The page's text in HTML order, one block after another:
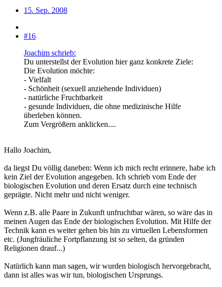
15. Sep. 2008
#16
Joachim schrieb:
Du unterstellst der Evolution hier ganz konkrete Ziele:
Die Evolution möchte:
- Vielfalt
- Schönheit (sexuell anziehende Individuen)
- natürliche Fruchtbarkeit
- gesunde Individuen, die ohne medizinische Hilfe
überleben können.
Zum Vergrößern anklicken....
Hallo Joachim,
da liegst Du völlig daneben: Wenn ich mich recht erinnere, habe ich
kein Ziel der Evolution angegeben. Ich schrieb vom Ende der
biologischen Evolution und deren Ersatz durch eine technisch
geprägte. Nicht mehr und nicht weniger.
Wenn z.B. alle Paare in Zukunft unfruchtbar wären, so wäre das in
meinen Augen das Ende der biologischen Evolution. Mit Hilfe der
Technik kann es weiter gehen bis hin zu virtuellen Lebensformen
etc. (Jungfräuliche Fortpflanzung ist so selten, da gründen
Religionen drauf...)
Natürlich kann man sagen, wir wurden biologisch hervorgebracht,
dann ist alles was wir tun, biologischen Ursprungs.